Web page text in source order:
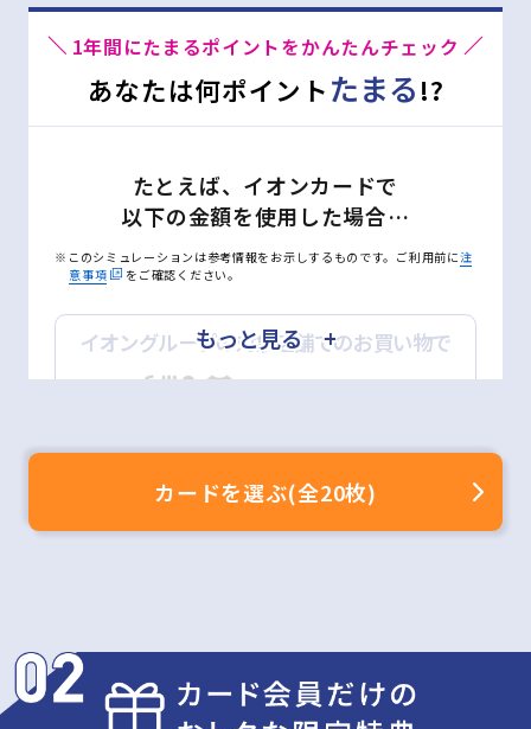
対象店舗(一例)
詳しくはこちら
1年間にたまるポイントをかんたんチェック
あなたは何ポイントたまる!?
たとえば、イオンカードで
以下の金額を使用した場合…
※このシミュレーションは参考情報をお示しするものです。ご利用前に注
意事項
をご確認ください。
イオングループの対象店舗でのお買い物で
※200円(税込)＝2WAON POINT(基本の2倍)
ネットショッピングで
月 万円
もっと見る +
カードを選ぶ(全20枚)